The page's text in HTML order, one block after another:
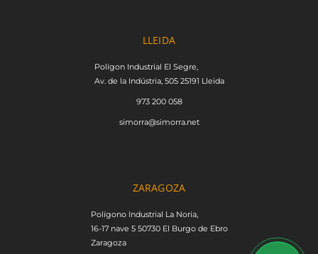
LLEIDA
Polígon Industrial El Segre,
Av. de la Indústria, 505 25191 Lleida
973 200 058
simorra@simorra.net
ZARAGOZA
Polígono Industrial La Noria,
16-17 nave 5 50730 El Burgo de Ebro
Zaragoza